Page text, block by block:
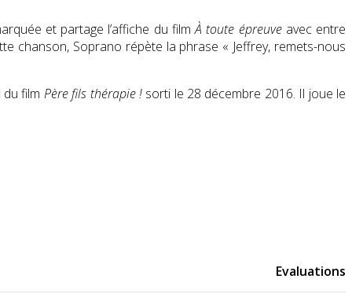
et partage l’affiche du filmÀ toute épreuveavec entre
chanson, Soprano répète la phrase « Jeffrey, remets-nous
film Père fils thérapie !sorti le 28 décembre 2016. Il joue le
Evaluations